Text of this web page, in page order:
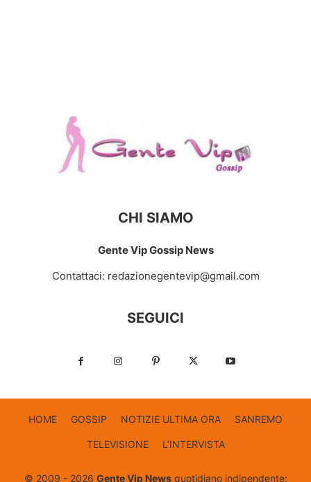
CHI SIAMO
Gente Vip Gossip News
Contattaci: redazionegentevip@gmail.com
SEGUICI
HOME GOSSIP NOTIZIE ULTIMA ORA SANREMO
TELEVISIONE L’INTERVISTA
© 2009 - 2026 Gente Vip Newsquotidiano indipendente: